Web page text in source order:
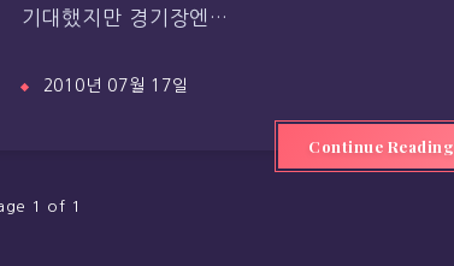
기대했지만 경기장엔…
2010년 07월 17일
Continue Reading
1 of 1